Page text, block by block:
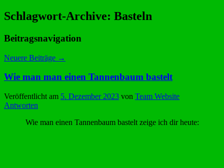
Schlagwort-Archive: Basteln
Beitragsnavigation
Neuere Beiträge →
Wie man man einen Tannenbaum bastelt
Veröffentlicht am 5. Dezember 2023 von Team Website
Antworten
Wie man einen Tannenbaum bastelt zeige ich dir heute: